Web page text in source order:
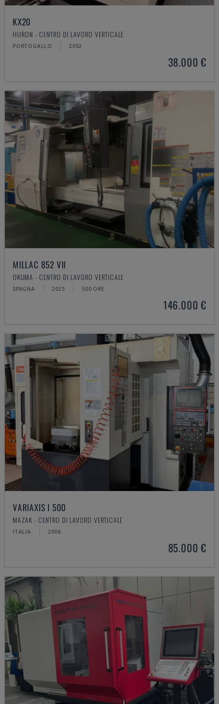
KX20
HURON - CENTRO DI LAVORO VERTICALE
PORTOGALLO 2002
38.000 €
MILLAC 852 VII
OKUMA - CENTRO DI LAVORO VERTICALE
SPAGNA 2015 500 ORE
146.000 €
VARIAXIS I 500
MAZAK - CENTRO DI LAVORO VERTICALE
ITALIA 2006
85.000 €